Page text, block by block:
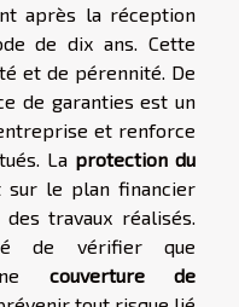
après la réception
de dix ans. Cette
et de pérennité. De
de garanties est un
et renforce
La protection du
le plan financier
travaux réalisés.
de vérifier que
couverture de